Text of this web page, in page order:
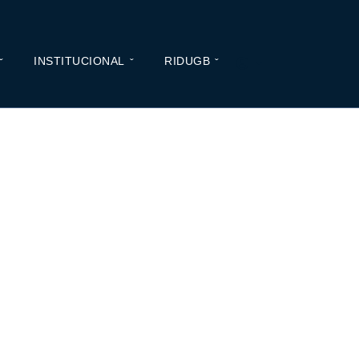
INSTITUCIONAL RIDUGB